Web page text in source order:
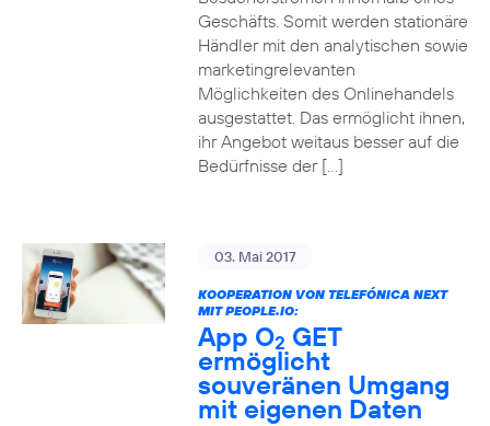
Geschäfts. Somit werden stationäre
Händler mit den analytischen sowie
marketingrelevanten
Möglichkeiten des Onlinehandels
ausgestattet. Das ermöglicht ihnen,
ihr Angebot weitaus besser auf die
Bedürfnisse der […]
03. Mai 2017
KOOPERATION VON TELEFÓNICA NEXT
MIT PEOPLE.IO:
App O2 GET
ermöglicht
souveränen Umgang
mit eigenen Daten